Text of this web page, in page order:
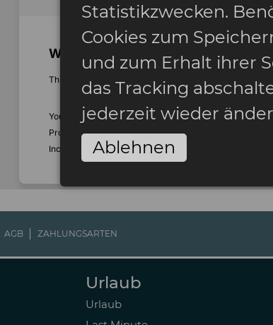
AGB ZAHLUNGSARTEN
Urlaub
Urlaub
Statistikzwecken.
Cookies zum
und zum Erhalt ihrer
das Tracking
jederzeit wieder
Ablehnen